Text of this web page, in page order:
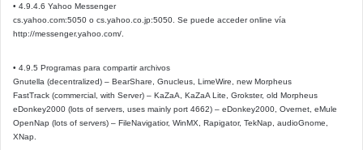
• 4.9.4.6 Yahoo Messenger
cs.yahoo.com:5050 o cs.yahoo.co.jp:5050. Se puede acceder online vía
http://messenger.yahoo.com/.
• 4.9.5 Programas para compartir archivos
Gnutella (decentralized) – BearShare, Gnucleus, LimeWire, new Morpheus
FastTrack (commercial, with Server) – KaZaA, KaZaA Lite, Grokster, old Morpheus
eDonkey2000 (lots of servers, uses mainly port 4662) – eDonkey2000, Overnet, eMule
OpenNap (lots of servers) – FileNavigatior, WinMX, Rapigator, TekNap, audioGnome,
XNap.